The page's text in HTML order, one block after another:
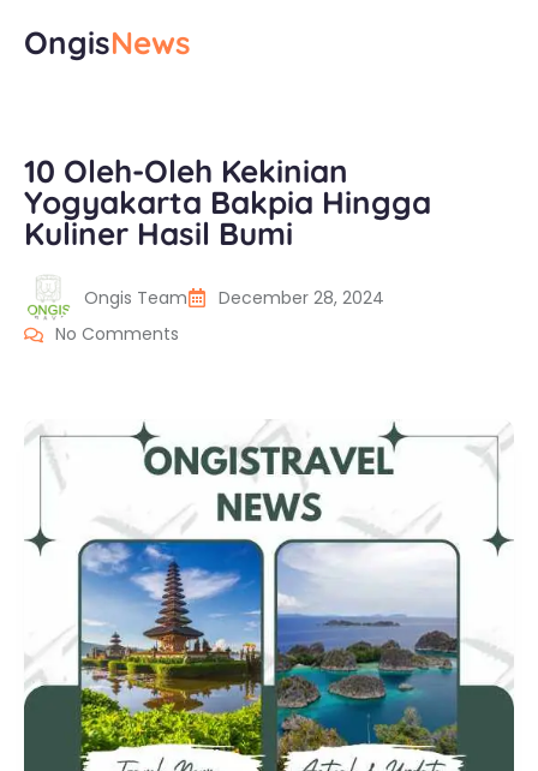
OngisNews
10 Oleh-Oleh Kekinian
Yogyakarta Bakpia Hingga
Kuliner Hasil Bumi
Ongis Team
December 28, 2024
No Comments